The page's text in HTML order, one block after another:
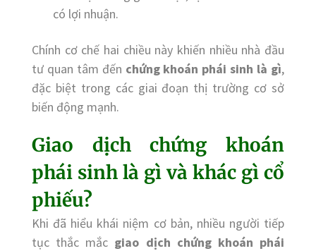
có lợi nhuận.
Chính cơ chế hai chiều này khiến nhiều nhà đầu
tư quan tâm đến chứng khoán phái sinh là gì,
đặc biệt trong các giai đoạn thị trường cơ sở
biến động mạnh.
Giao dịch chứng khoán
phái sinh là gì và khác gì cổ
phiếu?
Khi đã hiểu khái niệm cơ bản, nhiều người tiếp
tục thắc mắc giao dịch chứng khoán phái